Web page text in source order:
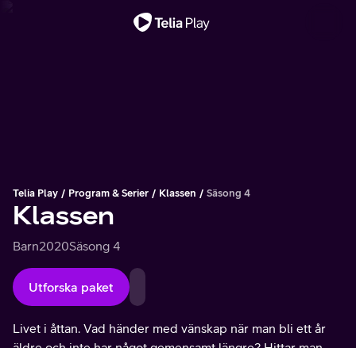
Telia Play Program & Serier Klassen Säsong 4
Klassen
Barn2020Säsong 4
Utforska paket
Livet i åttan. Vad händer med vänskap när man bli ett år